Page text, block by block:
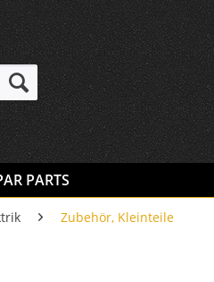
PARTS
Zubehör, Kleinteile